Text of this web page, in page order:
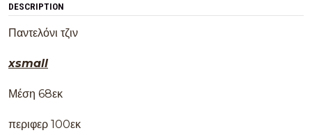
DESCRIPTION
Παντελόνι τζιν
xsmall
Μέση 68εκ
περιφερ 100εκ